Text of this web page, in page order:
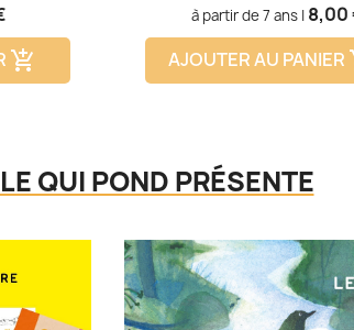
add_shopping_cart
à partir de 7 ans | Prix
8,00
AJOUTER AU PANIER
QUI POND PRÉSENTE